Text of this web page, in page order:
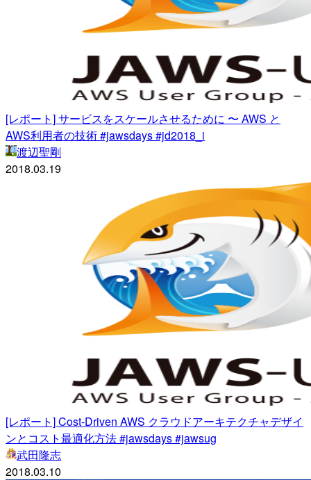
[レポート] サービスをスケールさせるために 〜 AWS と
AWS利用者の技術 #jawsdays #jd2018_i
渡辺聖剛
2018.03.19
[レポート] Cost-Driven AWS クラウドアーキテクチャデザイ
ンとコスト最適化方法 #jawsdays #jawsug
武田隆志
2018.03.10